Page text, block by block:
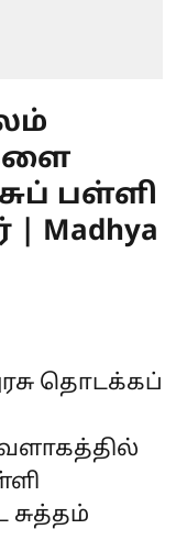
பள்ளி
Madhya
தொடக்கப்